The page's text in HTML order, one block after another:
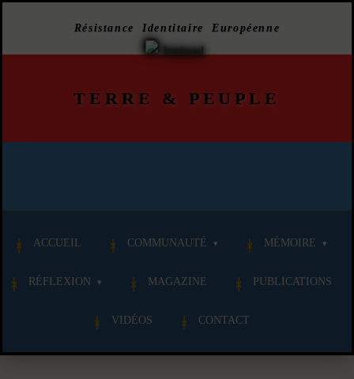
Résistance Identitaire Européenne
TERRE & PEUPLE
ACCUEIL COMMUNAUTÉ MÉMOIRE
RÉFLEXION MAGAZINE PUBLICATIONS
VIDÉOS CONTACT